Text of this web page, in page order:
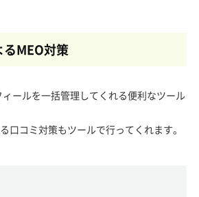
MEO対策
ールを一括管理してくれる便利なツール
口コミ対策もツールで行ってくれます。